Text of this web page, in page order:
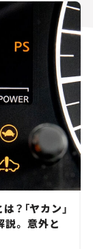
？「ヤカン」
説。 意外と